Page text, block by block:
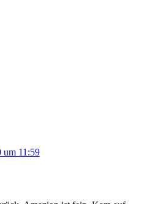
um 11:59